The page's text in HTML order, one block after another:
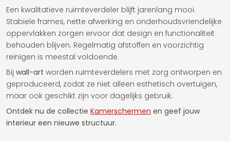
Een kwalitatieve ruimteverdeler blijft jarenlang mooi.
Stabiele frames, nette afwerking en onderhoudsvriendelijke
oppervlakken zorgen ervoor dat design en functionaliteit
behouden blijven. Regelmatig afstoffen en voorzichtig
reinigen is meestal voldoende.
Bij wall-art worden ruimteverdelers met zorg ontworpen en
geproduceerd, zodat ze niet alleen esthetisch overtuigen,
maar ook geschikt zijn voor dagelijks gebruik.
Ontdek nu de collectie Kamerschermen en geef jouw
interieur een nieuwe structuur.